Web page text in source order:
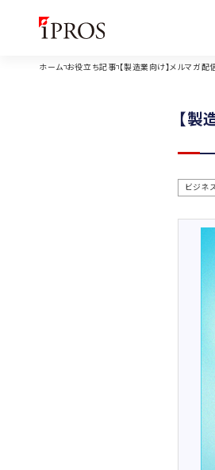
ホーム お役立ち記事 【製造業向け】メルマガ
【
ビジネ